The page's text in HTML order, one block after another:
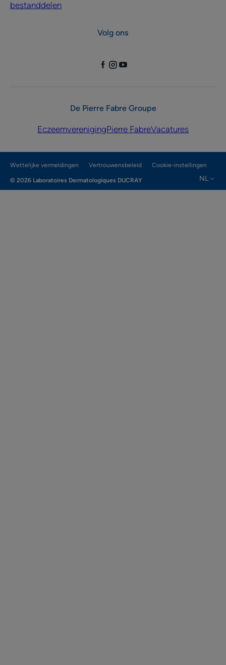
bestanddelen
Volg ons
De Pierre Fabre Groupe
EczeemverenigingPierre FabreVacatures
Wettelijke vermeldingen Vertrouwensbeleid Cookie-instellingen
© 2026 Laboratoires Dermatologiques DUCRAY NL